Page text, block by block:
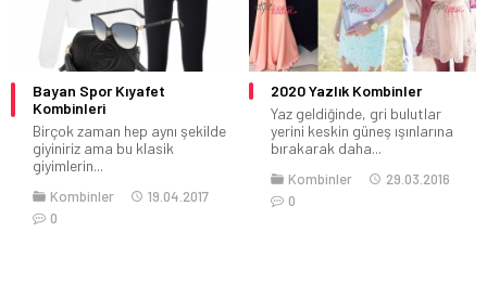
2020 Yazlık Kombinler
Yaz geldiğinde, gri bulutlar
yerini keskin güneş ışınlarına
bırakarak daha...
0
2020 Yılı En Güzel Gömlek
Kombinleri
Yıllardan beri kombin yaparken
klasik giyinmeyi seven